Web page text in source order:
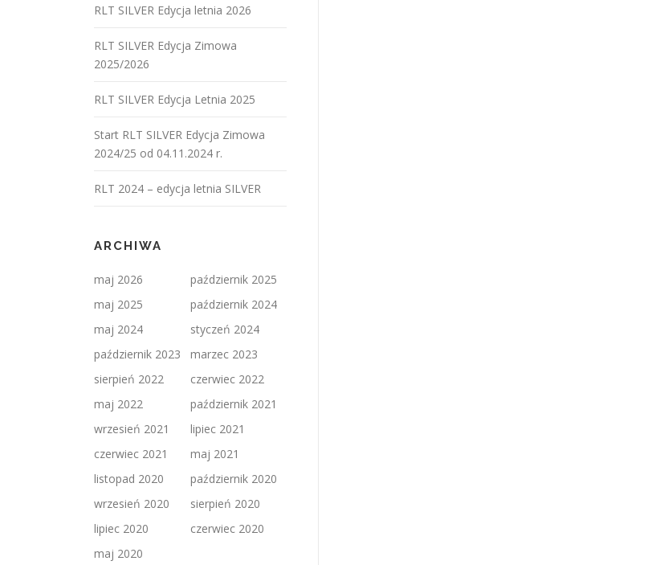
RLT SILVER Edycja letnia 2026
RLT SILVER Edycja Zimowa
2025/2026
RLT SILVER Edycja Letnia 2025
Start RLT SILVER Edycja Zimowa
2024/25 od 04.11.2024 r.
RLT 2024 – edycja letnia SILVER
ARCHIWA
maj 2026
październik 2025
maj 2025
październik 2024
maj 2024
styczeń 2024
październik 2023
marzec 2023
sierpień 2022
czerwiec 2022
maj 2022
październik 2021
wrzesień 2021
lipiec 2021
czerwiec 2021
maj 2021
listopad 2020
październik 2020
wrzesień 2020
sierpień 2020
lipiec 2020
czerwiec 2020
maj 2020